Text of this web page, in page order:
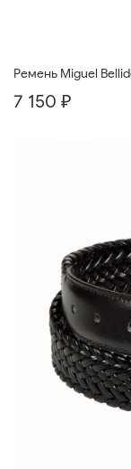
Ремень Miguel
7 150 ₽